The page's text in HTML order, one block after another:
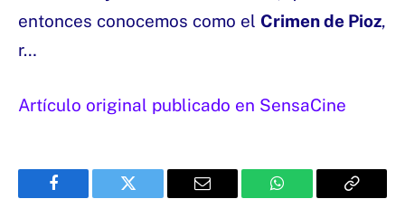
entonces conocemos como el Crimen de Pioz,
r…
Artículo original publicado en SensaCine